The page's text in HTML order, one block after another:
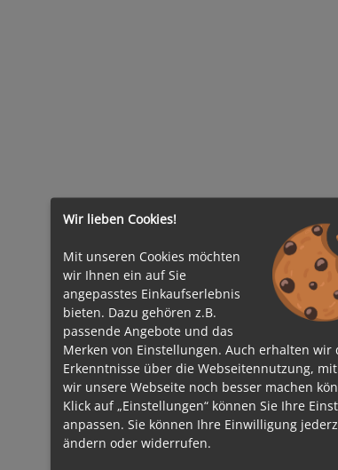
Wir lieben Cookies!
Mit unseren Cookies möchten
wir Ihnen ein auf Sie
angepasstes Einkaufserlebnis
bieten. Dazu gehören z.B.
passende Angebote und das
Merken von Einstellungen. Auch erhalten wir
Erkenntnisse über die Webseitennutzung,
wir unsere Webseite noch besser machen
Klick auf „Einstellungen“ können Sie Ihre
anpassen. Sie können Ihre Einwilligung
ändern oder widerrufen.